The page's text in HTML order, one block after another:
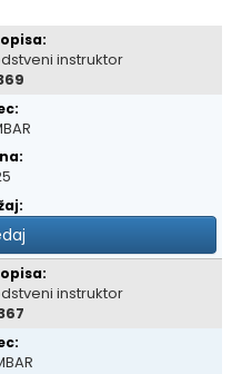
instruktor
instruktor